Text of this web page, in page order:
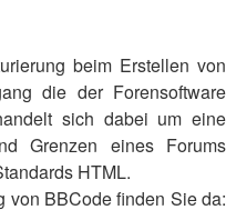
beim Erstellen von
die der Forensoftware
sich dabei um eine
Grenzen eines Forums
HTML.
von BBCode finden Sie da: